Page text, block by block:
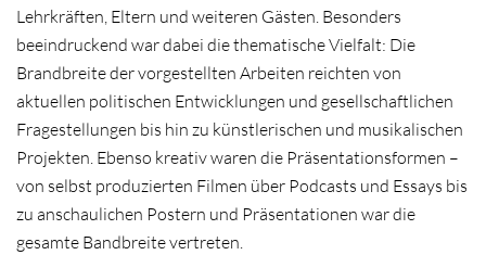
Lehrkräften, Eltern und weiteren Gästen. Besonders
beeindruckend war dabei die thematische Vielfalt: Die
Brandbreite der vorgestellten Arbeiten reichten von
aktuellen politischen Entwicklungen und gesellschaftlichen
Fragestellungen bis hin zu künstlerischen und musikalischen
Projekten. Ebenso kreativ waren die Präsentationsformen –
von selbst produzierten Filmen über Podcasts und Essays bis
zu anschaulichen Postern und Präsentationen war die
gesamte Bandbreite vertreten.